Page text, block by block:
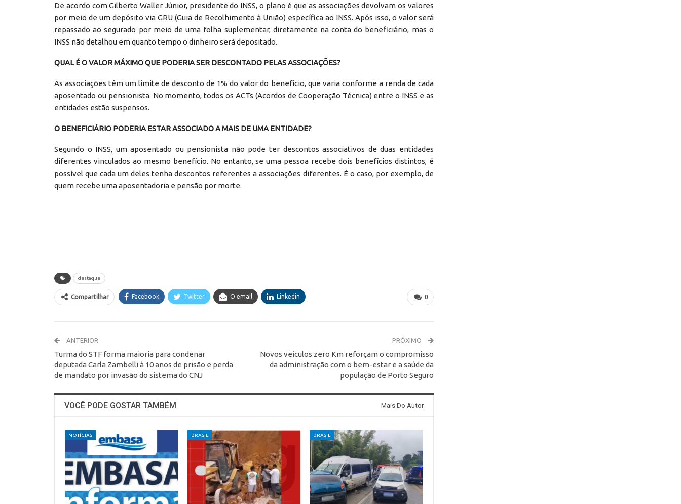
De acordo com Gilberto Waller Júnior, presidente do INSS, o plano é que as associações devolvam os valores
por meio de um depósito via GRU (Guia de Recolhimento à União) específica ao INSS. Após isso, o valor será
repassado ao segurado por meio de uma folha suplementar, diretamente na conta do beneficiário, mas o
INSS não detalhou em quanto tempo o dinheiro será depositado.
QUAL É O VALOR MÁXIMO QUE PODERIA SER DESCONTADO PELAS ASSOCIAÇÕES?
As associações têm um limite de desconto de 1% do valor do benefício, que varia conforme a renda de cada
aposentado ou pensionista. No momento, todos os ACTs (Acordos de Cooperação Técnica) entre o INSS e as
entidades estão suspensos.
O BENEFICIÁRIO PODERIA ESTAR ASSOCIADO A MAIS DE UMA ENTIDADE?
Segundo o INSS, um aposentado ou pensionista não pode ter descontos associativos de duas entidades
diferentes vinculados ao mesmo benefício. No entanto, se uma pessoa recebe dois benefícios distintos, é
possível que cada um deles tenha descontos referentes a associações diferentes. É o caso, por exemplo, de
quem recebe uma aposentadoria e pensão por morte.
destaque
0
Compartilhar Facebook Twitter O email Linkedin
ANTERIOR
Turma do STF forma maioria para condenar
deputada Carla Zambelli à 10 anos de prisão e perda
de mandato por invasão do sistema do CNJ
PRÓXIMO
Novos veículos zero Km reforçam o compromisso
da administração com o bem-estar e a saúde da
população de Porto Seguro
VOCÊ PODE GOSTAR TAMBÉM Mais Do Autor
NOTÍCIAS BRASIL BRASIL